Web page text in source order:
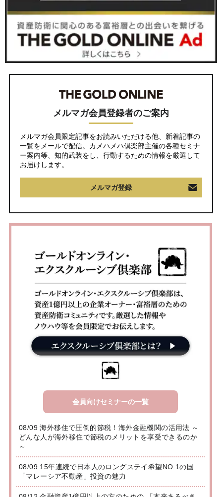
メルマガ会員登録者のご案内
メルマガ会員限定記事をお読みいただける他、新着記事の
一覧をメールで配信。カメハメハ倶楽部主催の各種セミナ
ー案内等、知的武装をし、行動するための情報を厳選して
お届けします。
メルマガ登録
会員向けセミナーの一覧
08/09 海外移住で圧倒的節税！海外金融機関の活用法 ～
どんな人が海外移住で節税のメリットを享受できるのか
～
08/09 15年連続で日本人のロングステイ希望NO.1の国
「マレーシア不動産」投資の魅力